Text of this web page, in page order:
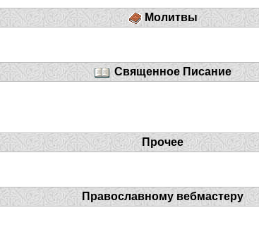
Молитвы
Священное Писание
Прочее
Православному вебмастеру